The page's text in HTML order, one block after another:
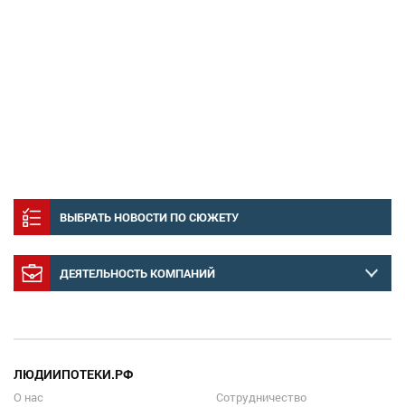
ВЫБРАТЬ НОВОСТИ ПО СЮЖЕТУ
ДЕЯТЕЛЬНОСТЬ КОМПАНИЙ
ЛЮДИИПОТЕКИ.РФ
О нас
Сотрудничество